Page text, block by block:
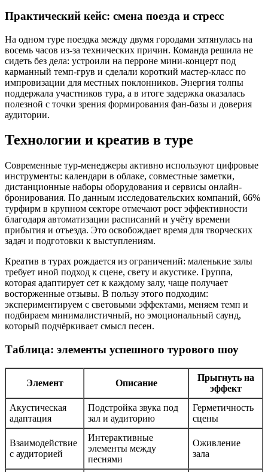
Практический кейс: смена поезда и стресс
На одном туре поездка между двумя городами затянулась на
восемь часов из-за технических причин. Команда решила не
сидеть без дела: устроили на перроне мини-концерт под
карманный темп-грув и сделали короткий мастер-класс по
импровизации для местных поклонников. Энергия толпы
поддержала участников тура, а в итоге задержка оказалась
полезной с точки зрения формирования фан-базы и доверия
аудитории.
Технологии и креатив в туре
Современные тур-менеджеры активно используют цифровые
инструменты: календари в облаке, совместные заметки,
дистанционные наборы оборудования и сервисы онлайн-
бронирования. По данным исследовательских компаний, 66%
турфирм в крупном секторе отмечают рост эффективности
благодаря автоматизации расписаний и учёту времени
прибытия и отъезда. Это освобождает время для творческих
задач и подготовки к выступлениям.
Креатив в турах рождается из ограничений: маленькие залы
требует иной подход к сцене, свету и акустике. Группа,
которая адаптирует сет к каждому залу, чаще получает
восторженные отзывы. В пользу этого подходим:
экспериментируем с световыми эффектами, меняем темп и
подбираем минималистичный, но эмоциональный саунд,
который подчёркивает смысл песен.
Таблица: элементы успешного турового шоу
Элемент Описание
Прыгнуть на
эффект
Акустическая
адаптация
Подстройка звука под
зал и аудиторию
Герметичность
сцены
Взаимодействие
с аудиторией
Интерактивные
элементы между
песнями
Оживление
зала